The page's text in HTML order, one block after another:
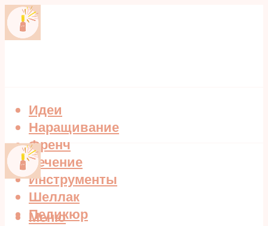
Идеи
Наращивание
Френч
Лечение
Инструменты
Шеллак
Педикюр
Меню